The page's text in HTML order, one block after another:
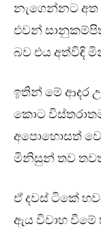
නැගෙන්නට අත
එවන්
බව එය අත්විඳි
ඉතින් මේ ආදර
කොට
අපොහොසත්
මිනිසුන් තව
ඒ දවස් ටිකේ
ඇය විවාහ වීමේ